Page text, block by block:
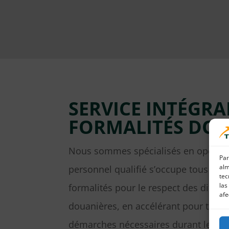
SERVICE
FORMALITÉS
Nous sommes spécialisés en
personnel qualifié s’occupe tous les
formalités pour le respect des
douanières, en accélérant pour tous
démarches nécessaires durant le